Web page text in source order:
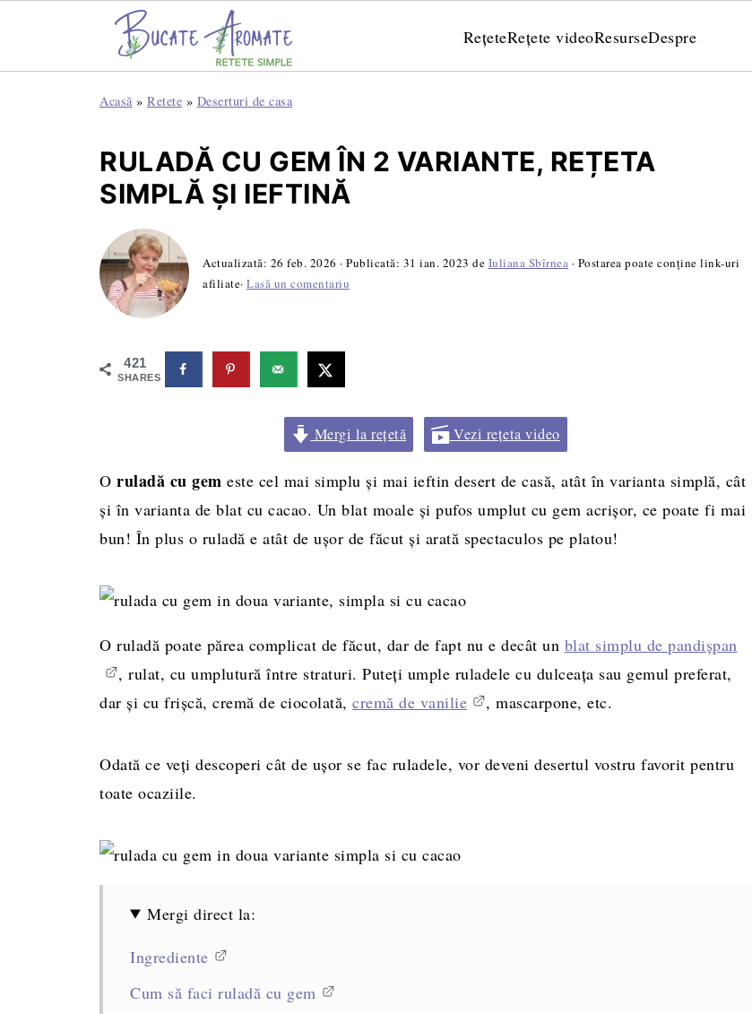
RețeteRețete videoResurseDespre
Acasă » Retete » Deserturi de casa
RULADĂ CU GEM ÎN 2 VARIANTE, REȚETA
SIMPLĂ ȘI IEFTINĂ
Actualizată: 26 feb. 2026 · Publicată: 31 ian. 2023 de Iuliana Sbîrnea · Postarea poate conține link-uri
afiliate· Lasă un comentariu
421
SHARES
Mergi la rețetă Vezi rețeta video
O ruladă cu gem este cel mai simplu și mai ieftin desert de casă, atât în varianta simplă, cât
și în varianta de blat cu cacao. Un blat moale și pufos umplut cu gem acrișor, ce poate fi mai
bun! În plus o ruladă e atât de ușor de făcut și arată spectaculos pe platou!
O ruladă poate părea complicat de făcut, dar de fapt nu e decât un blat simplu de pandișpan
, rulat, cu umplutură între straturi. Puteți umple ruladele cu dulceața sau gemul preferat,
dar și cu frișcă, cremă de ciocolată, cremă de vanilie , mascarpone, etc.
Odată ce veți descoperi cât de ușor se fac ruladele, vor deveni desertul vostru favorit pentru
toate ocaziile.
Mergi direct la:
Ingrediente
Cum să faci ruladă cu gem